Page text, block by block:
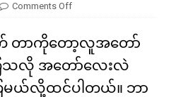
Comments Off
က် တာကိုတော့လူအတော်
ကြသလို အတော်လေးလဲ
ယ်လို့ထင်ပါတယ်။ ဘာ